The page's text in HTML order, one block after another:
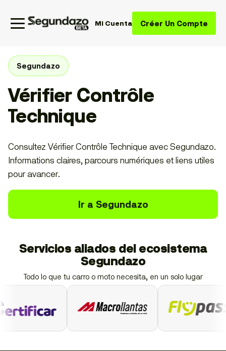
Mi Cuenta Créer Un Compte
Segundazo
Vérifier Contrôle
Technique
Consultez Vérifier Contrôle Technique avec Segundazo.
Informations claires, parcours numériques et liens utiles
pour avancer.
Ir a Segundazo
Servicios aliados del ecosistema
Segundazo
Todo lo que tu carro o moto necesita, en un solo lugar